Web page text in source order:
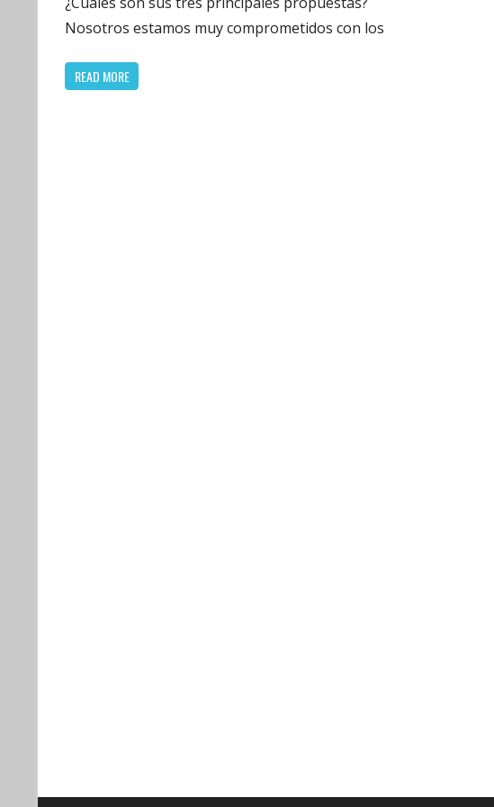
Nosotros estamos muy comprometidos con los
READ MORE